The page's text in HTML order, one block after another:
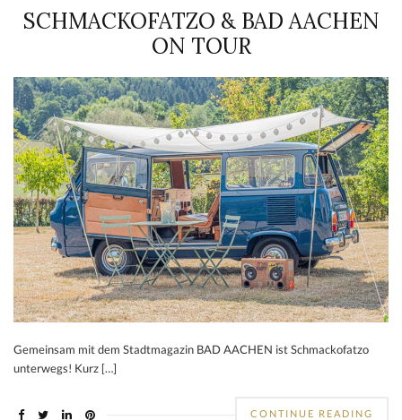
SCHMACKOFATZO & BAD AACHEN
ON TOUR
Gemeinsam mit dem Stadtmagazin BAD AACHEN ist Schmackofatzo
unterwegs! Kurz […]
CONTINUE READING